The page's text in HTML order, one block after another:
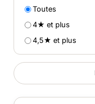
Toutes
4★ et plus
4,5★ et plus